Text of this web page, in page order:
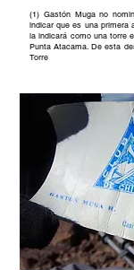
(1) Gastón Muga no
indicar que es una primera
la indicará como una torre
Punta Atacama. De esta
Torre